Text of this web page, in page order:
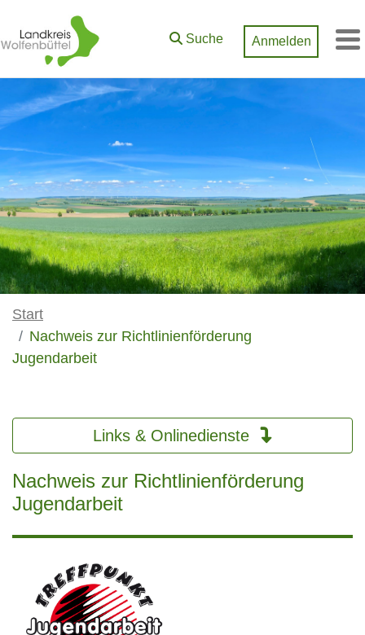
Zum Hauptinhalt springen
Suche
Anmelden
Start
Nachweis zur Richtlinienförderung
Jugendarbeit
Links & Onlinedienste
Nachweis zur Richtlinienförderung
Jugendarbeit